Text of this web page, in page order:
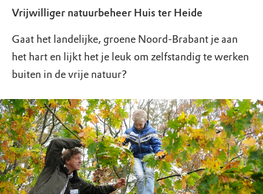
Vrijwilliger natuurbeheer Huis ter Heide
Gaat het landelijke, groene Noord-Brabant je aan
het hart en lijkt het je leuk om zelfstandig te werken
buiten in de vrije natuur?